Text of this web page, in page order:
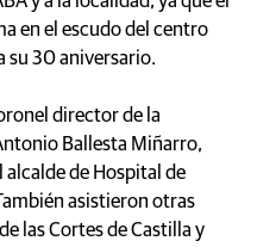
en el escudo del centro
su 30 aniversario.
director de la
Ballesta Miñarro,
de Hospital de
asistieron otras
las Cortes de Castilla y